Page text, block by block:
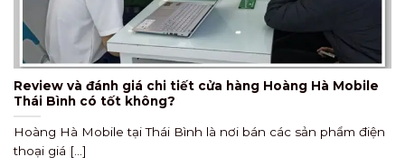
Review và đánh giá chi tiết cửa hàng Hoàng Hà Mobile
Thái Bình có tốt không?
Hoàng Hà Mobile tại Thái Bình là nơi bán các sản phẩm điện
thoại giá [...]